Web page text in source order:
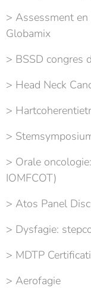
> Assessment
Globamix
> BSSD congres
> Head Neck
>
>
> Orale
IOMFCOT)
> Atos Panel
> Dysfagie:
> MDTP
> Aerofagie